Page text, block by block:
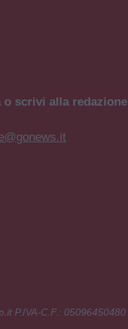
o scrivi alla redazione
P.IVA-C.F.: 05096450480